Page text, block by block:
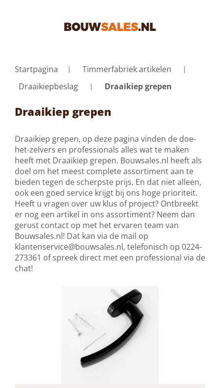
Startpagina
Timmerfabriek artikelen
Draaikiepbeslag
Draaikiep grepen
Draaikiep grepen
Draaikiep grepen, op deze pagina vinden de doe-
het-zelvers en professionals alles wat te maken
heeft met Draaikiep grepen. Bouwsales.nl heeft als
doel om het meest complete assortiment aan te
bieden tegen de scherpste prijs. En dat niet alleen,
ook een goed service krijgt bij ons hoge prioriteit.
Heeft u vragen over uw klus of project? Ontbreekt
er nog een artikel in ons assortiment? Neem dan
gerust contact op met het ervaren team van
Bouwsales.nl! Dat kan via de mail op
klantenservice@bouwsales.nl, telefonisch op 0224-
273361 of spreek direct met een professional via de
chat!